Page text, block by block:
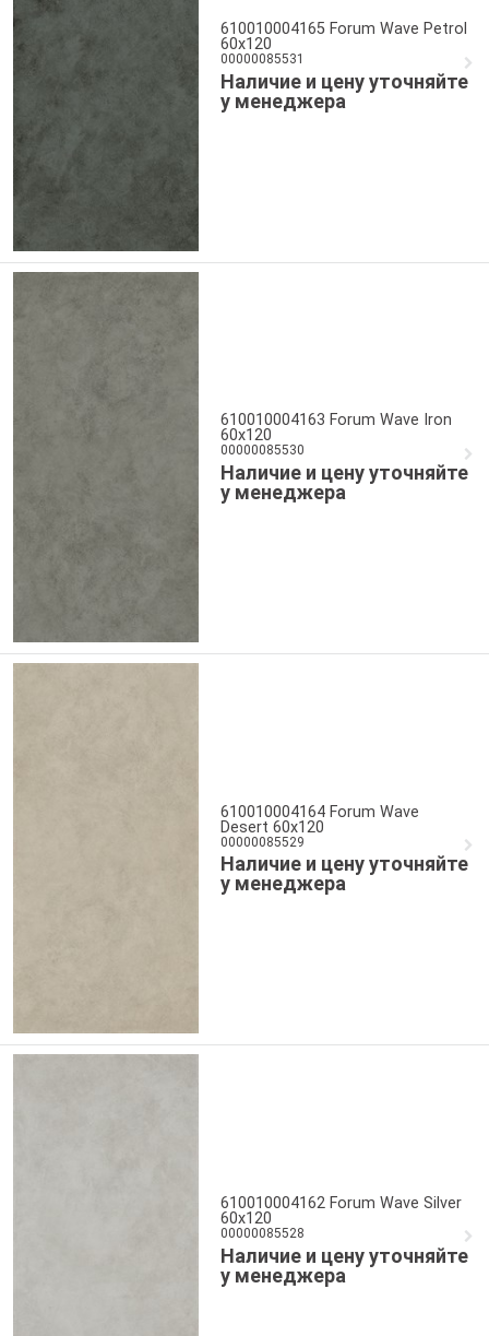
610010004165 Forum Wave Petrol
60x120
00000085531
Наличие и цену уточняйте
у менеджера
610010004163 Forum Wave Iron
60x120
00000085530
Наличие и цену уточняйте
у менеджера
610010004164 Forum Wave
Desert 60x120
00000085529
Наличие и цену уточняйте
у менеджера
610010004162 Forum Wave Silver
60x120
00000085528
Наличие и цену уточняйте
у менеджера